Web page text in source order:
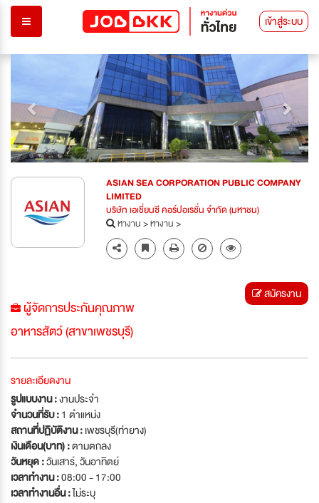
เข้าสู่ระบบ
ASIAN SEA CORPORATION PUBLIC COMPANY
LIMITED
บริษัท เอเชี่ยนซี คอร์ปอเรชั่น จำกัด (มหาชน)
หางาน>หางาน>
ผู้จัดการประกันคุณภาพ
อาหารสัตว์ (สาขาเพชรบุรี)
สมัครงาน
รายละเอียดงาน
รูปแบบงาน :งานประจำ
จำนวนที่รับ :1 ตำแหน่ง
สถานที่ปฏิบัติงาน :เพชรบุรี(ท่ายาง)
เงินเดือน(บาท) :ตามตกลง
วันหยุด :วันเสาร์,วันอาทิตย์
เวลาทำงาน :08:00 - 17:00
เวลาทำงานอื่น :ไม่ระบุ